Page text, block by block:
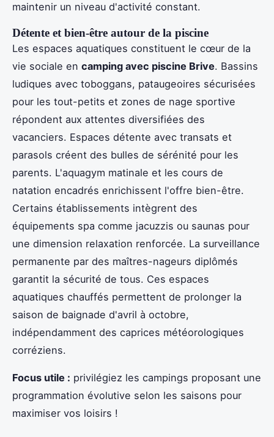
maintenir un niveau d'activité constant.
Détente et bien-être autour de la piscine
Les espaces aquatiques constituent le cœur de la
vie sociale en camping avec piscine Brive. Bassins
ludiques avec toboggans, pataugeoires sécurisées
pour les tout-petits et zones de nage sportive
répondent aux attentes diversifiées des
vacanciers. Espaces détente avec transats et
parasols créent des bulles de sérénité pour les
parents. L'aquagym matinale et les cours de
natation encadrés enrichissent l'offre bien-être.
Certains établissements intègrent des
équipements spa comme jacuzzis ou saunas pour
une dimension relaxation renforcée. La surveillance
permanente par des maîtres-nageurs diplômés
garantit la sécurité de tous. Ces espaces
aquatiques chauffés permettent de prolonger la
saison de baignade d'avril à octobre,
indépendamment des caprices météorologiques
corréziens.
Focus utile : privilégiez les campings proposant une
programmation évolutive selon les saisons pour
maximiser vos loisirs !